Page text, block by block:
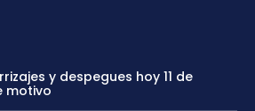
y despegues hoy 11 de
motivo